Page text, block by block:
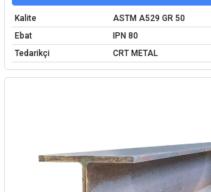
Kalite
ASTM A529 GR 50
Ebat
IPN 80
Tedarikçi
CRT METAL